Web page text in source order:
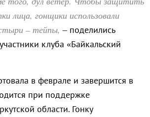
лица, гонщики использовали
– тейпы, – поделились
клуба «Байкальский
в феврале и завершится в
при поддержке
области. Гонку